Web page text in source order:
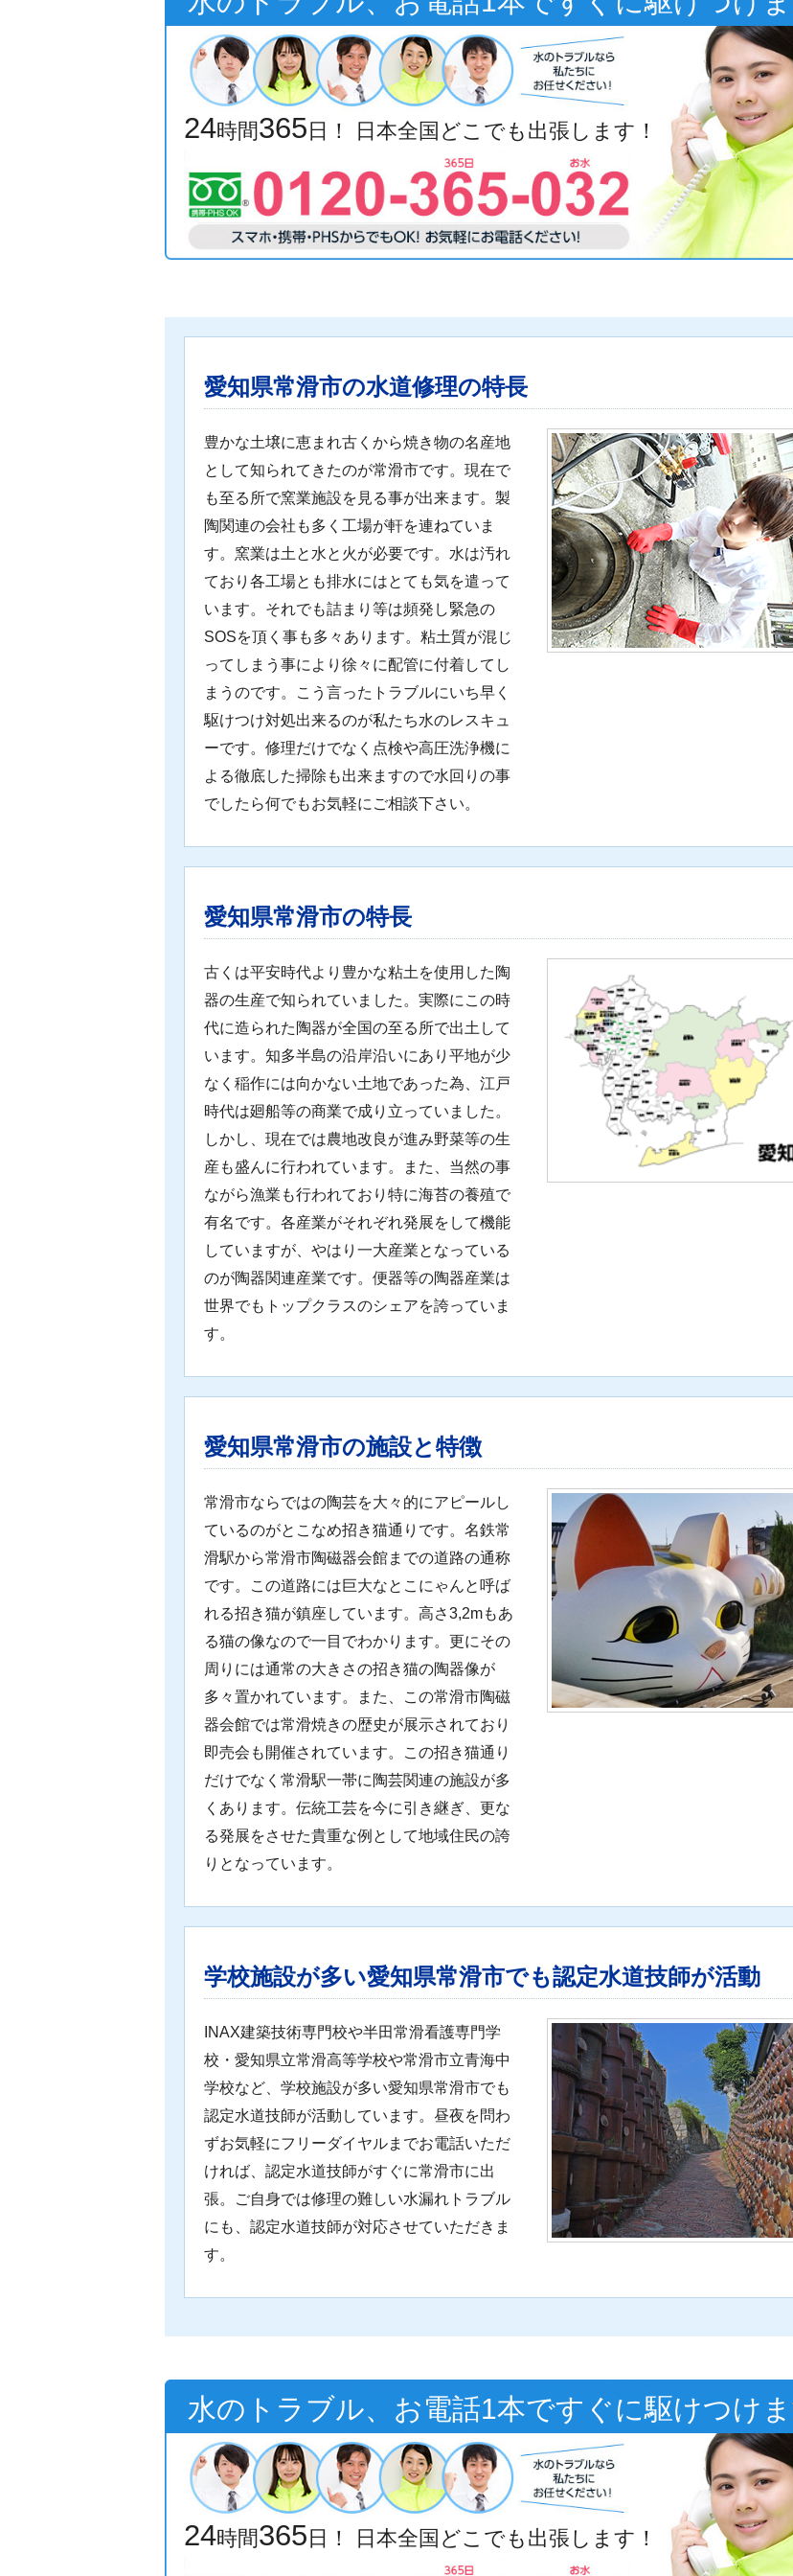
24時間365日！ 日本全国どこでも出張します！
愛知県常滑市の水道修理の特長
豊かな土壌に恵まれ古くから焼き物の名産地
として知られてきたのが常滑市です。現在で
も至る所で窯業施設を見る事が出来ます。製
陶関連の会社も多く工場が軒を連ねていま
す。窯業は土と水と火が必要です。水は汚れ
ており各工場とも排水にはとても気を遣って
います。それでも詰まり等は頻発し緊急の
SOSを頂く事も多々あります。粘土質が混じ
ってしまう事により徐々に配管に付着してし
まうのです。こう言ったトラブルにいち早く
駆けつけ対処出来るのが私たち水のレスキュ
ーです。修理だけでなく点検や高圧洗浄機に
よる徹底した掃除も出来ますので水回りの事
でしたら何でもお気軽にご相談下さい。
愛知県常滑市の特長
古くは平安時代より豊かな粘土を使用した陶
器の生産で知られていました。実際にこの時
代に造られた陶器が全国の至る所で出土して
います。知多半島の沿岸沿いにあり平地が少
なく稲作には向かない土地であった為、江戸
時代は廻船等の商業で成り立っていました。
しかし、現在では農地改良が進み野菜等の生
産も盛んに行われています。また、当然の事
ながら漁業も行われており特に海苔の養殖で
有名です。各産業がそれぞれ発展をして機能
していますが、やはり一大産業となっている
のが陶器関連産業です。便器等の陶器産業は
世界でもトップクラスのシェアを誇っていま
す。
愛知県常滑市の施設と特徴
常滑市ならではの陶芸を大々的にアピールし
ているのがとこなめ招き猫通りです。名鉄常
滑駅から常滑市陶磁器会館までの道路の通称
です。この道路には巨大なとこにゃんと呼ば
れる招き猫が鎮座しています。高さ3,2mもあ
る猫の像なので一目でわかります。更にその
周りには通常の大きさの招き猫の陶器像が
多々置かれています。また、この常滑市陶磁
器会館では常滑焼きの歴史が展示されており
即売会も開催されています。この招き猫通り
だけでなく常滑駅一帯に陶芸関連の施設が多
くあります。伝統工芸を今に引き継ぎ、更な
る発展をさせた貴重な例として地域住民の誇
りとなっています。
学校施設が多い愛知県常滑市でも認定水道技師が活動
INAX建築技術専門校や半田常滑看護専門学
校・愛知県立常滑高等学校や常滑市立青海中
学校など、学校施設が多い愛知県常滑市でも
認定水道技師が活動しています。昼夜を問わ
ずお気軽にフリーダイヤルまでお電話いただ
ければ、認定水道技師がすぐに常滑市に出
張。ご自身では修理の難しい水漏れトラブル
にも、認定水道技師が対応させていただきま
す。
水のトラブル、お電話1本ですぐに駆けつけま
24時間365日！ 日本全国どこでも出張します！